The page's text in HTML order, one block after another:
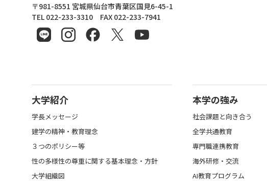
東北文化学園大学
〒981-8551 宮城県仙台市青葉区国見6-45-1
TEL 022-233-3310 FAX 022-233-7941
大学紹介
学長メッセージ
建学の精神・教育理念
３つのポリシー等
性の多様性の尊重に関する基本理念・方針
大学組織図
本学の強み
社会課題と向き合う
全学共通教育
専門職連携教育
海外研修・交流
AI教育プログラム